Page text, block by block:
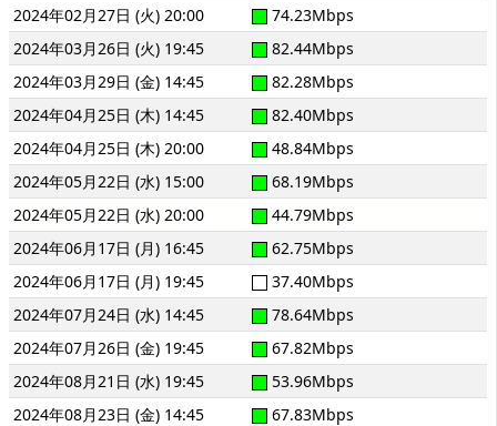
2024年02月27日 (火) 20:00
74.23Mbps
2024年03月26日 (火) 19:45
82.44Mbps
2024年03月29日 (金) 14:45
82.28Mbps
2024年04月25日 (木) 14:45
82.40Mbps
2024年04月25日 (木) 20:00
48.84Mbps
2024年05月22日 (水) 15:00
68.19Mbps
2024年05月22日 (水) 20:00
44.79Mbps
2024年06月17日 (月) 16:45
62.75Mbps
2024年06月17日 (月) 19:45
37.40Mbps
2024年07月24日 (水) 14:45
78.64Mbps
2024年07月26日 (金) 19:45
67.82Mbps
2024年08月21日 (水) 19:45
53.96Mbps
2024年08月23日 (金) 14:45
67.83Mbps